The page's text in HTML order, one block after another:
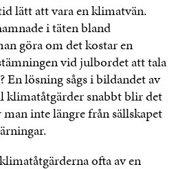
lätt att vara en klimatvän.
i täten bland
göra om det kostar en
vid julbordet att tala
lösning sågs i bildandet av
klimatåtgärder snabbt blir det
inte längre från sällskapet
ofta av en